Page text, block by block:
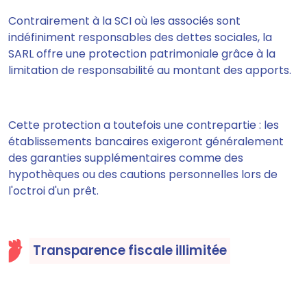
Contrairement à la SCI où les associés sont
indéfiniment responsables des dettes sociales, la
SARL offre une protection patrimoniale grâce à la
limitation de responsabilité au montant des apports.
Cette protection a toutefois une contrepartie : les
établissements bancaires exigeront généralement
des garanties supplémentaires comme des
hypothèques ou des cautions personnelles lors de
l'octroi d'un prêt.
Transparence fiscale illimitée